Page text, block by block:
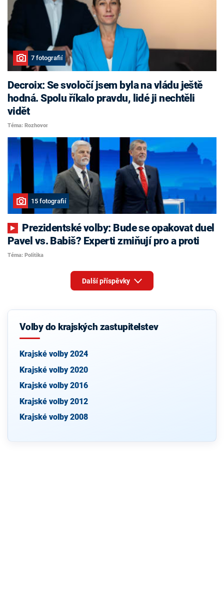
7 fotografií
Decroix: Se svoločí jsem byla na vládu ještě
hodná. Spolu říkalo pravdu, lidé ji nechtěli
vidět
Téma: Rozhovor
15 fotografií
Pavel vs. Babiš? Experti zmiňují pro a proti
Téma: Politika
Další příspěvky
Volby do krajských zastupitelstev
Krajské volby 2024
Krajské volby 2020
Krajské volby 2016
Krajské volby 2012
Krajské volby 2008